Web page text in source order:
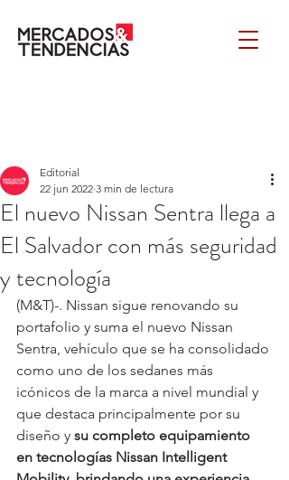
El nuevo Nissan Sentra llega a
El Salvador con más seguridad
y tecnología
Editorial
22 jun 2022 3 min de lectura
(M&T)-. Nissan sigue renovando su
portafolio y suma el nuevo Nissan
Sentra, vehículo que se ha consolidado
como uno de los sedanes más
icónicos de la marca a nivel mundial y
que destaca principalmente por su
diseño y su completo equipamiento
en tecnologías Nissan Intelligent